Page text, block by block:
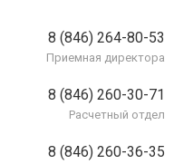
8 (846) 264-80-53
Приемная директора
8 (846) 260-30-71
Расчетный отдел
8 (846) 260-36-35